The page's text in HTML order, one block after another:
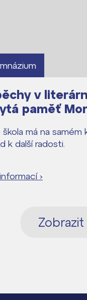
v
paměť
škola má na samém
k další radosti.
›
Zobrazit